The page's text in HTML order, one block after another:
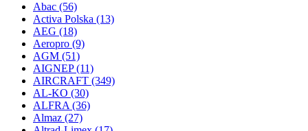
Abac (56)
Activa Polska (13)
AEG (18)
Aeropro (9)
AGM (51)
AIGNEP(11)
AIRCRAFT (349)
AL-KO (30)
ALFRA (36)
Almaz (27)